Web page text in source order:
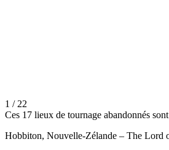
1 / 22
Ces 17 lieux de tournage abandonnés
Hobbiton, Nouvelle-Zélande – The Lord